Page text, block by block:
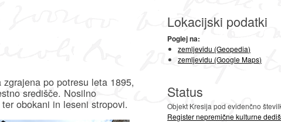
po potresu leta 1895,
središče. Nosilno
obokani in leseni stropovi.
Lokacijski podatki
Poglej na:
zemljevidu (Geopedia)
zemljevidu (Google Maps)
Status
Objekt Kresija pod evidenčno
Register nepremične kulturne